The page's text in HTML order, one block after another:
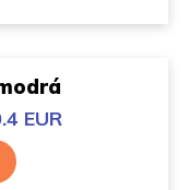
EUR